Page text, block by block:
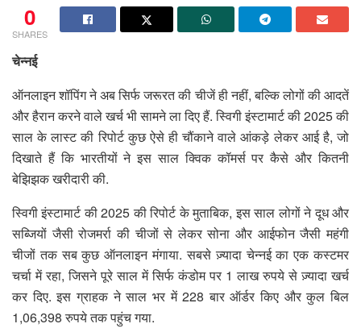
0
SHARES
चेन्नई
ऑनलाइन शॉपिंग ने अब सिर्फ जरूरत की चीजें ही नहीं, बल्कि लोगों की आदतें
और हैरान करने वाले खर्च भी सामने ला दिए हैं. स्विगी इंस्टामार्ट की 2025 की
साल के लास्ट की रिपोर्ट कुछ ऐसे ही चौंकाने वाले आंकड़े लेकर आई है, जो
दिखाते हैं कि भारतीयों ने इस साल क्विक कॉमर्स पर कैसे और कितनी
बेझिझक खरीदारी की.
स्विगी इंस्टामार्ट की 2025 की रिपोर्ट के मुताबिक, इस साल लोगों ने दूध और
सब्जियों जैसी रोजमर्रा की चीजों से लेकर सोना और आईफोन जैसी महंगी
चीजों तक सब कुछ ऑनलाइन मंगाया. सबसे ज़्यादा चेन्नई का एक कस्टमर
चर्चा में रहा, जिसने पूरे साल में सिर्फ कंडोम पर 1 लाख रुपये से ज़्यादा खर्च
कर दिए. इस ग्राहक ने साल भर में 228 बार ऑर्डर किए और कुल बिल
1,06,398 रुपये तक पहुंच गया.